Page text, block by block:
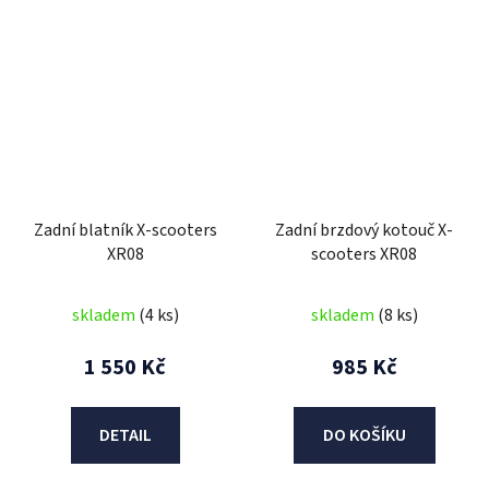
Zadní blatník X-scooters
XR08
skladem (4 ks)
1 550 Kč
DETAIL
Zadní brzdový kotouč X-
scooters XR08
skladem (8 ks)
985 Kč
DO KOŠÍKU